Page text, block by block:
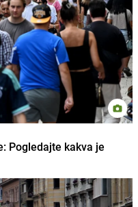
Pogledajte kakva je